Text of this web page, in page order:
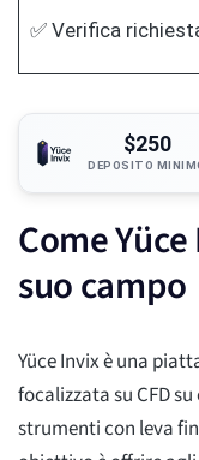
✅ Verifica
$250
DEPOSITO
Come
suo campo
Yüce Invix è una
focalizzata su CFD
strumenti con leva